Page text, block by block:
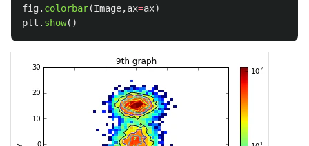
fig. colorbar(Image,ax=ax)
plt . show()